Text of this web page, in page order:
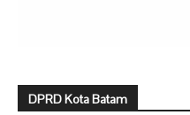
DPRD Kota Batam